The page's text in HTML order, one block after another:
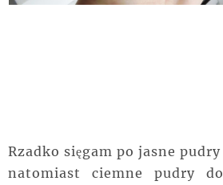
Rzadko sięgam po jasne
natomiast ciemne pudry